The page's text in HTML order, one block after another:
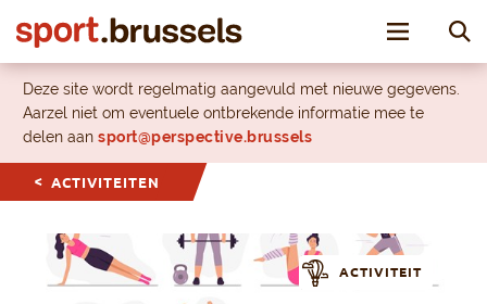
Toggle
Deze site wordt regelmatig aangevuld met nieuwe gegevens.
Aarzel niet om eventuele ontbrekende informatie mee te
delen aan sport@perspective.brussels
ACTIVITEITEN
ACTIVITEIT